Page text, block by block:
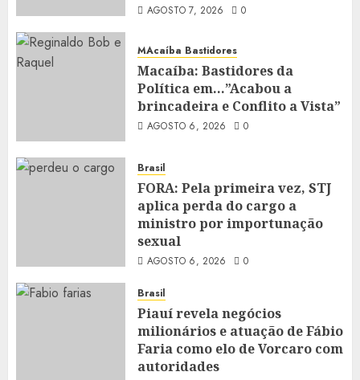
AGOSTO 7, 2026 0
MAcaíba Bastidores
Macaíba: Bastidores da
Política em…”Acabou a
brincadeira e Conflito a Vista”
AGOSTO 6, 2026 0
Brasil
FORA: Pela primeira vez, STJ
aplica perda do cargo a
ministro por importunação
sexual
AGOSTO 6, 2026 0
Brasil
Piauí revela negócios
milionários e atuação de Fábio
Faria como elo de Vorcaro com
autoridades